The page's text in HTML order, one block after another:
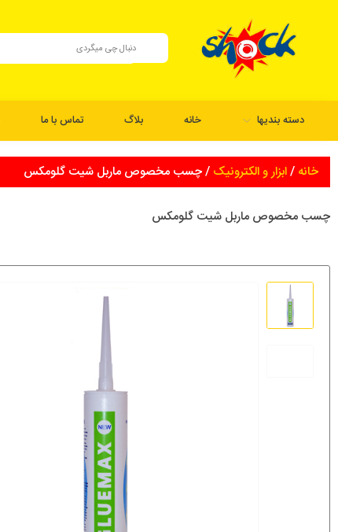
دسته بندیها خانه بلاگ تماس با ما
خانه /ابزار و الکترونیک / چسب مخصوص ماربل شیت گلومکس
چسب مخصوص ماربل شیت گلومکس